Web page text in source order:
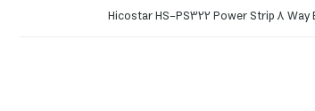
Hicostar HS-PS322 Power Strip 8 Way